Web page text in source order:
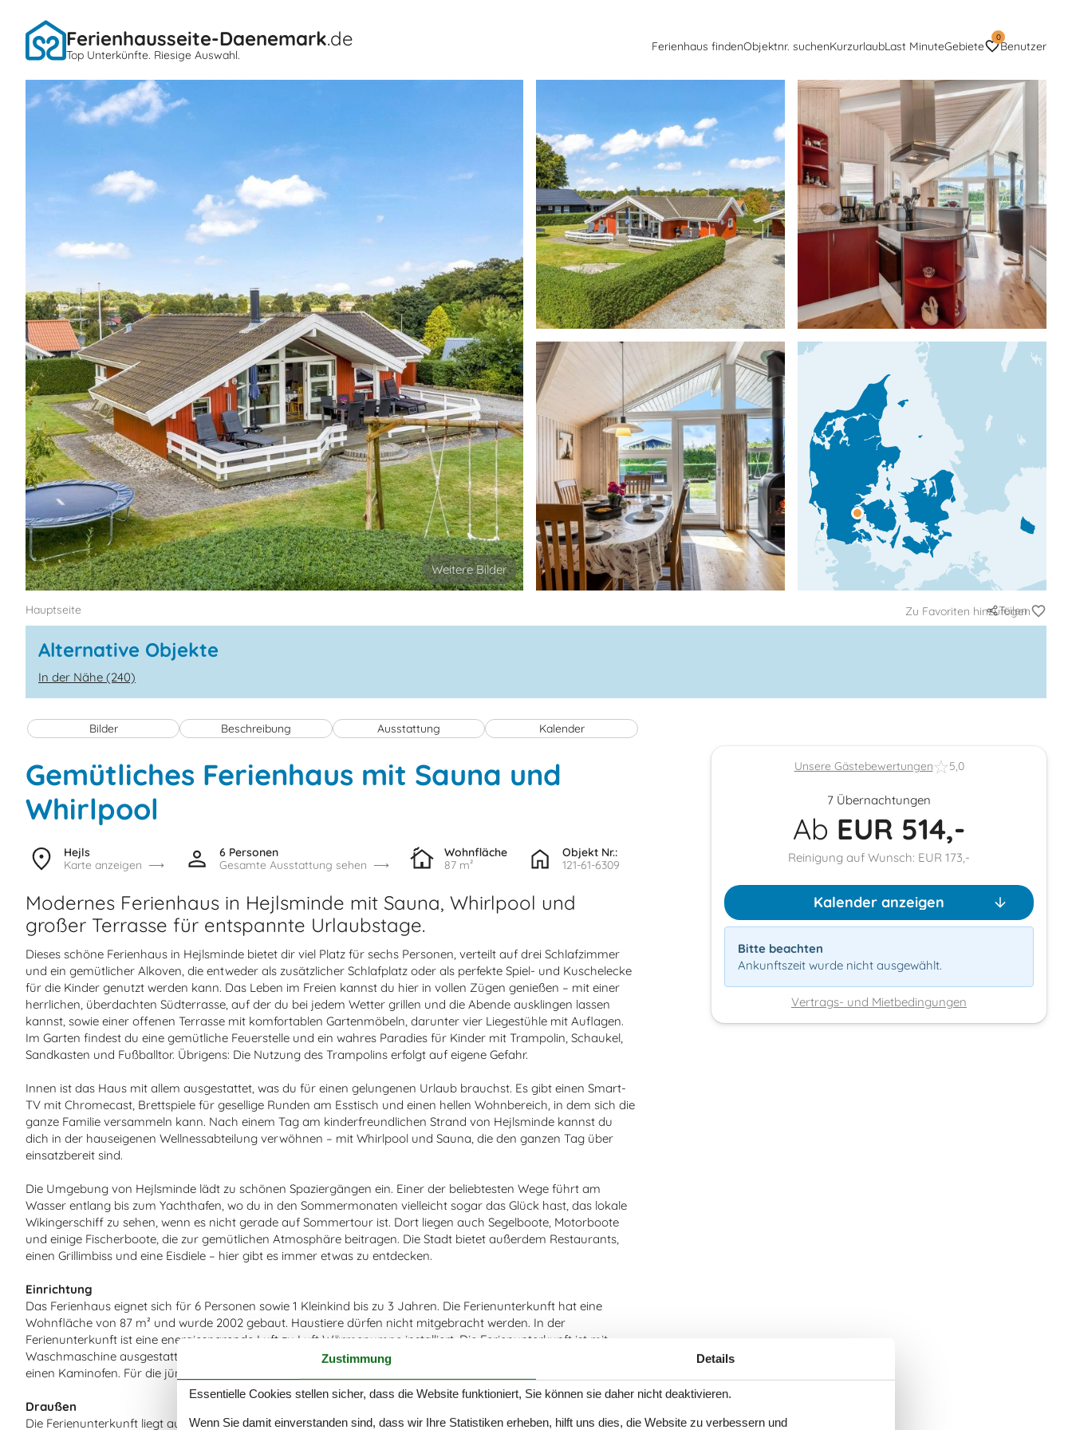
Ferienhausseite-Daenemark.de
Top Unterkünfte. Riesige Auswahl.
Ferienhaus findenObjektnr. suchenKurzurlaubLast MinuteGebiete
0
Benutzer
Hauptseite Zu Favoriten hinzufügen
Teilen
Alternative Objekte
In der Nähe (240)
Bilder Beschreibung Ausstattung Kalender
Gemütliches Ferienhaus mit Sauna und
Whirlpool
Hejls
Karte anzeigen
6 Personen
Gesamte Ausstattung sehen
Wohnfläche
87 m²
Objekt Nr.:
121-61-6309
Modernes Ferienhaus in Hejlsminde mit Sauna, Whirlpool und
großer Terrasse für entspannte Urlaubstage.
Dieses schöne Ferienhaus in Hejlsminde bietet dir viel Platz für sechs Personen, verteilt auf drei Schlafzimmer
und ein gemütlicher Alkoven, die entweder als zusätzlicher Schlafplatz oder als perfekte Spiel- und Kuschelecke
für die Kinder genutzt werden kann. Das Leben im Freien kannst du hier in vollen Zügen genießen – mit einer
herrlichen, überdachten Südterrasse, auf der du bei jedem Wetter grillen und die Abende ausklingen lassen
kannst, sowie einer offenen Terrasse mit komfortablen Gartenmöbeln, darunter vier Liegestühle mit Auflagen.
Im Garten findest du eine gemütliche Feuerstelle und ein wahres Paradies für Kinder mit Trampolin, Schaukel,
Sandkasten und Fußballtor. Übrigens: Die Nutzung des Trampolins erfolgt auf eigene Gefahr.
Innen ist das Haus mit allem ausgestattet, was du für einen gelungenen Urlaub brauchst. Es gibt einen Smart-
TV mit Chromecast, Brettspiele für gesellige Runden am Esstisch und einen hellen Wohnbereich, in dem sich die
ganze Familie versammeln kann. Nach einem Tag am kinderfreundlichen Strand von Hejlsminde kannst du
dich in der hauseigenen Wellnessabteilung verwöhnen – mit Whirlpool und Sauna, die den ganzen Tag über
einsatzbereit sind.
Die Umgebung von Hejlsminde lädt zu schönen Spaziergängen ein. Einer der beliebtesten Wege führt am
Wasser entlang bis zum Yachthafen, wo du in den Sommermonaten vielleicht sogar das Glück hast, das lokale
Wikingerschiff zu sehen, wenn es nicht gerade auf Sommertour ist. Dort liegen auch Segelboote, Motorboote
und einige Fischerboote, die zur gemütlichen Atmosphäre beitragen. Die Stadt bietet außerdem Restaurants,
einen Grillimbiss und eine Eisdiele – hier gibt es immer etwas zu entdecken.
Einrichtung
Das Ferienhaus eignet sich für 6 Personen sowie 1 Kleinkind bis zu 3 Jahren. Die Ferienunterkunft hat eine
Wohnfläche von 87 m² und wurde 2002 gebaut. Haustiere dürfen nicht mitgebracht werden. In der
Ferienunterkunft ist eine energiesparende Luft zu Luft Wärmepumpe installiert. Die Ferienunterkunft ist mit
Waschmaschine ausgestattet. Wäschetrockner. Tiefkühlmöglichkeit mit 40 Liter Nutzinhalt. Es gibt außerdem
einen Kaminofen. Für die jüngsten Feriengäste ist 1 Kinderhochstuhl vorhanden.
Draußen
Die Ferienunterkunft liegt auf einem 832 m² großen Gartengrundstück. Die Entfernung zum Meer beträgt 350
Unsere Gästebewertungen 5,0
7 Übernachtungen
Ab EUR 514,-
Reinigung auf Wunsch: EUR 173,-
Kalender anzeigen
Bitte beachten
Ankunftszeit wurde nicht ausgewählt.
Vertrags- und Mietbedingungen
Zustimmung Details
Essentielle Cookies stellen sicher, dass die Website funktioniert, Sie können sie daher nicht deaktivieren.
Wenn Sie damit einverstanden sind, dass wir Ihre Statistiken erheben, hilft uns dies, die Website zu verbessern und